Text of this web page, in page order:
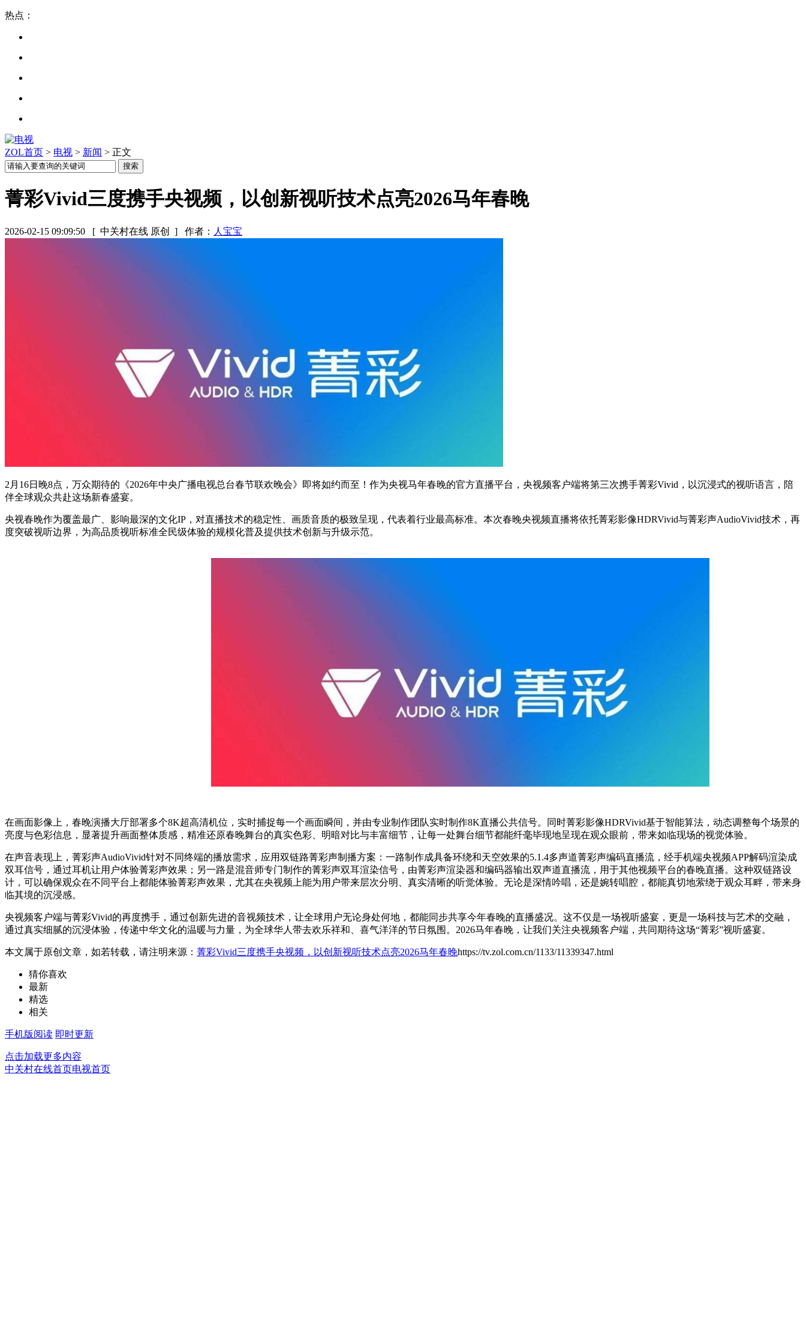
热点：
ZOL首页 > 电视 > 新闻 > 正文
菁彩Vivid三度携手央视频，以创新视听技术点亮2026马年春晚
2026-02-15 09:09:50 [ 中关村在线 原创 ] 作者： 人宝宝
2月16日晚8点，万众期待的《2026年中央广播电视总台春节联欢晚会》即将如约而至！作为央视马年春晚的官方直播平台，央视频客户端将第三次携手菁彩Vivid，以沉浸式的视听语言，陪
伴全球观众共赴这场新春盛宴。
央视春晚作为覆盖最广、影响最深的文化IP，对直播技术的稳定性、画质音质的极致呈现，代表着行业最高标准。本次春晚央视频直播将依托菁彩影像HDRVivid与菁彩声AudioVivid技术，再
度突破视听边界，为高品质视听标准全民级体验的规模化普及提供技术创新与升级示范。
在画面影像上，春晚演播大厅部署多个8K超高清机位，实时捕捉每一个画面瞬间，并由专业制作团队实时制作8K直播公共信号。同时菁彩影像HDRVivid基于智能算法，动态调整每个场景的
亮度与色彩信息，显著提升画面整体质感，精准还原春晚舞台的真实色彩、明暗对比与丰富细节，让每一处舞台细节都能纤毫毕现地呈现在观众眼前，带来如临现场的视觉体验。
在声音表现上，菁彩声AudioVivid针对不同终端的播放需求，应用双链路菁彩声制播方案：一路制作成具备环绕和天空效果的5.1.4多声道菁彩声编码直播流，经手机端央视频APP解码渲染成
双耳信号，通过耳机让用户体验菁彩声效果；另一路是混音师专门制作的菁彩声双耳渲染信号，由菁彩声渲染器和编码器输出双声道直播流，用于其他视频平台的春晚直播。这种双链路设
计，可以确保观众在不同平台上都能体验菁彩声效果，尤其在央视频上能为用户带来层次分明、真实清晰的听觉体验。无论是深情吟唱，还是婉转唱腔，都能真切地萦绕于观众耳畔，带来身
临其境的沉浸感。
央视频客户端与菁彩Vivid的再度携手，通过创新先进的音视频技术，让全球用户无论身处何地，都能同步共享今年春晚的直播盛况。这不仅是一场视听盛宴，更是一场科技与艺术的交融，
通过真实细腻的沉浸体验，传递中华文化的温暖与力量，为全球华人带去欢乐祥和、喜气洋洋的节日氛围。2026马年春晚，让我们关注央视频客户端，共同期待这场“菁彩”视听盛宴。
本文属于原创文章，如若转载，请注明来源： 菁彩Vivid三度携手央视频，以创新视听技术点亮2026马年春晚https://tv.zol.com.cn/1133/11339347.html
猜你喜欢
最新
精选
相关
手机版阅读 即时更新
点击加载更多内容
中关村在线首页电视首页